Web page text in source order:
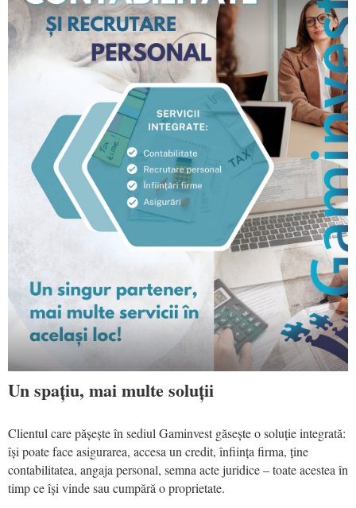
Un spațiu, mai multe soluții
Clientul care pășește în sediul Gaminvest găsește o soluție integrată:
își poate face asigurarea, accesa un credit, înființa firma, ține
contabilitatea, angaja personal, semna acte juridice – toate acestea în
timp ce își vinde sau cumpără o proprietate.